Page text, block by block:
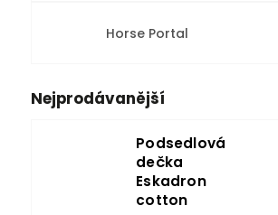
Horse Portal
Nejprodávanější
Podsedlová
dečka
Eskadron
cotton